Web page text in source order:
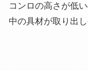
コンロの高さが低
中の具材が取り出